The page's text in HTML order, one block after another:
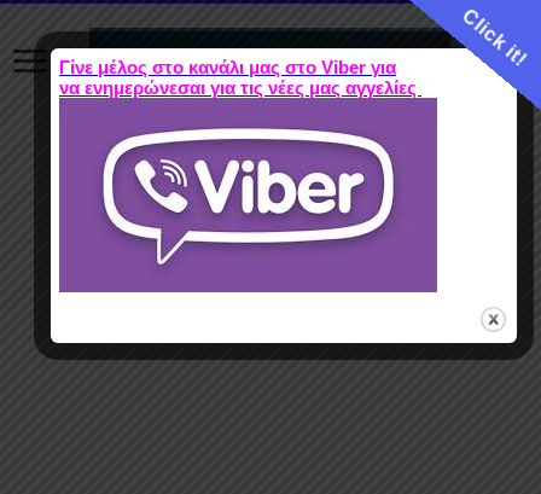
Click it!
Γίνε μέλος στο κανάλι μας στο Viber για
να ενημερώνεσαι για τις νέες μας αγγελίες